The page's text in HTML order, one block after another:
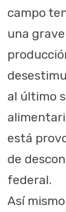
campo
una
al último
está
de
federal.
Así